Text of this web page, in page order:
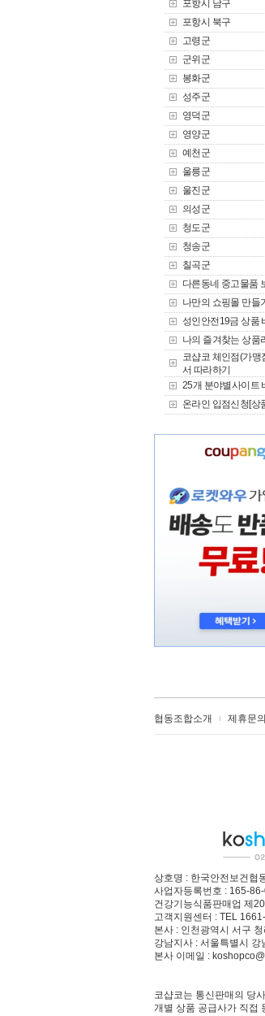
포항시 남구
포항시 북구
고령군
군위군
봉화군
성주군
영덕군
영양군
예천군
울릉군
울진군
의성군
청도군
청송군
칠곡군
다른동네 중고물품
나만의 쇼핑몰 만들기
성인안전19금 상품
나의 즐겨찾는 상품
코샵코 체인점(가맹
서 따라하기
25개 분야별사이트
온라인 입점신청[상
협동조합소개 제휴문의
상호명 : 한국안전보건협
사업자등록번호 : 165-
건강기능식품판매업 제
고객지원센터 : TEL
본사 : 인천광역시 서구
강남지사 : 서울특별시
본사 이메일 :
코샵코는 통신판매의 당
개별 상품 공급사가 직접